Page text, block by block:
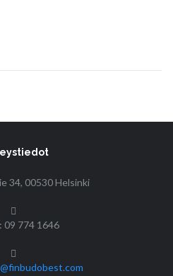
34, 00530 Helsinki
09 774 1646